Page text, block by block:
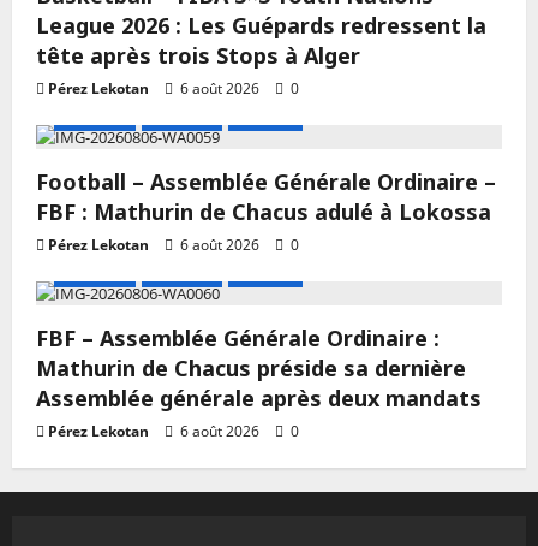
League 2026 : Les Guépards redressent la
tête après trois Stops à Alger
Pérez Lekotan 6 août 2026
0
Football – Assemblée Générale Ordinaire –
FBF : Mathurin de Chacus adulé à Lokossa
Pérez Lekotan 6 août 2026
0
FBF – Assemblée Générale Ordinaire :
Mathurin de Chacus préside sa dernière
Assemblée générale après deux mandats
Pérez Lekotan 6 août 2026 0